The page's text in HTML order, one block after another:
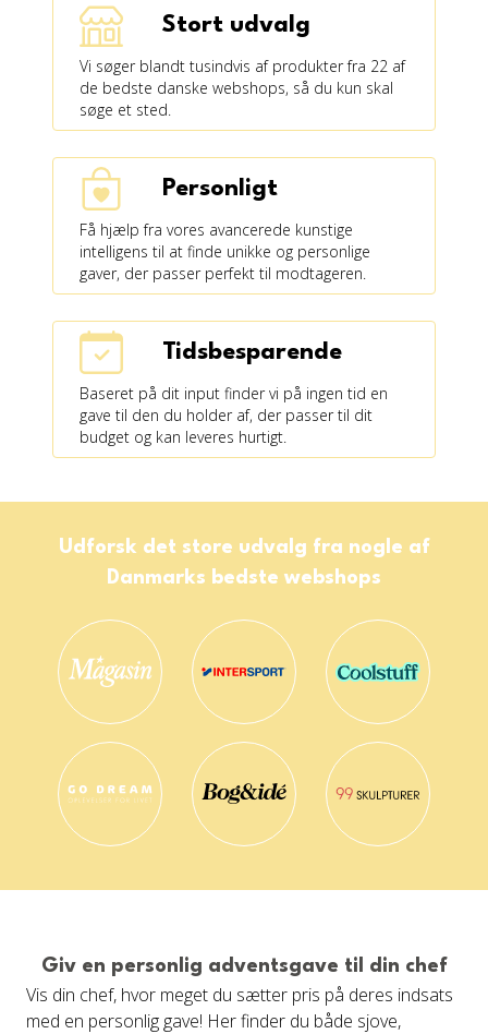
Stort udvalg
Vi søger blandt tusindvis af produkter fra 22 af
de bedste danske webshops, så du kun skal
søge et sted.
Personligt
Få hjælp fra vores avancerede kunstige
intelligens til at finde unikke og personlige
gaver, der passer perfekt til modtageren.
Tidsbesparende
Baseret på dit input finder vi på ingen tid en
gave til den du holder af, der passer til dit
budget og kan leveres hurtigt.
Udforsk det store udvalg fra nogle af
Danmarks bedste webshops
Giv en personlig adventsgave til din chef
Vis din chef, hvor meget du sætter pris på deres indsats
med en personlig gave! Her finder du både sjove,